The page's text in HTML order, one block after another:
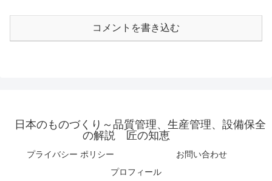
コメントを書き込む
日本のものづくり～品質管理、生産管理、設備保全
の解説 匠の知恵
プライバシー ポリシー
お問い合わせ
プロフィール